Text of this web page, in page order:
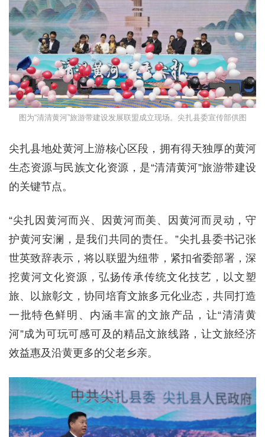
图为“清清黄河”旅游带建设发展联盟成立现场。尖扎县委宣传部供图
尖扎县地处黄河上游核心区段，拥有得天独厚的黄河
生态资源与民族文化资源，是“清清黄河”旅游带建设
的关键节点。
“尖扎因黄河而兴、因黄河而美、因黄河而灵动，守
护黄河安澜，是我们共同的责任。”尖扎县委书记张
世英致辞表示，将以联盟为纽带，紧扣省委部署，深
挖黄河文化资源，弘扬传承传统文化技艺，以文塑
旅、以旅彰文，协同培育文旅多元化业态，共同打造
一批特色鲜明、内涵丰富的文旅产品，让“清清黄
河”成为可玩可感可及的精品文旅线路，让文旅经济
效益惠及沿黄更多的父老乡亲。